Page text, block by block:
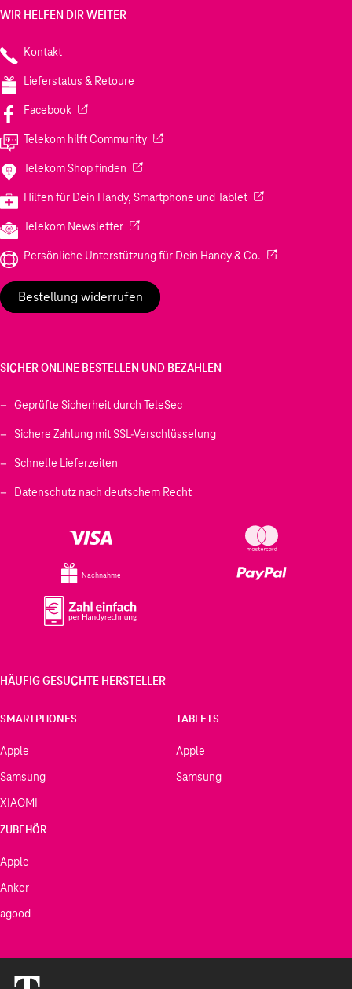
WIR HELFEN DIR WEITER
Kontakt
Lieferstatus & Retoure
Facebook(Wird in einem neuen Tab geöffnet)
Telekom hilft Community(Wird in einem neuen Tab geöffnet)
Telekom Shop finden (Wird in einem neuen Tab geöffnet)
Hilfen für Dein Handy, Smartphone und Tablet(Wird in einem
Telekom Newsletter(Wird in einem neuen Tab geöffnet)
Persönliche Unterstützung für Dein Handy & Co. (Wird in einem
Bestellung widerrufen
SICHER ONLINE BESTELLEN UND BEZAHLEN
Geprüfte Sicherheit durch TeleSec
Sichere Zahlung mit SSL-Verschlüsselung
Schnelle Lieferzeiten
Datenschutz nach deutschem Recht
Nachnahme
HÄUFIG GESUCHTE HERSTELLER
SMARTPHONES
Apple
Samsung
XIAOMI
TABLETS
Apple
Samsung
ZUBEHÖR
Apple
Anker
agood